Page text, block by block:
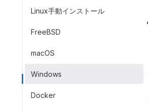
Linux手動インストール
FreeBSD
macOS
Windows
Docker